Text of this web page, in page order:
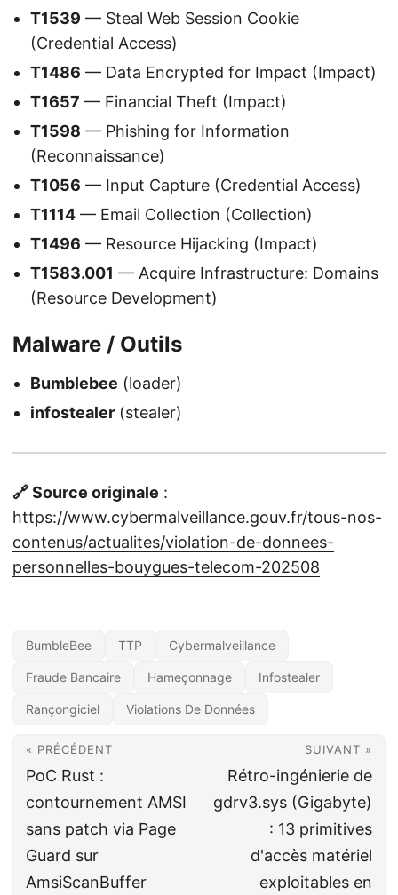
T1539 — Steal Web Session Cookie
(Credential Access)
T1486 — Data Encrypted for Impact (Impact)
T1657 — Financial Theft (Impact)
T1598 — Phishing for Information
(Reconnaissance)
T1056 — Input Capture (Credential Access)
T1114 — Email Collection (Collection)
T1496 — Resource Hijacking (Impact)
T1583.001 — Acquire Infrastructure: Domains
(Resource Development)
Malware / Outils
Bumblebee (loader)
infostealer (stealer)
🔗 Source originale :
https://www.cybermalveillance.gouv.fr/tous-nos-
contenus/actualites/violation-de-donnees-
personnelles-bouygues-telecom-202508
BumbleBee TTP Cybermalveillance
Fraude Bancaire Hameçonnage Infostealer
Rançongiciel Violations De Données
« PRÉCÉDENT
PoC Rust :
contournement AMSI
sans patch via Page
Guard sur
AmsiScanBuffer
SUIVANT »
Rétro-ingénierie de
gdrv3.sys (Gigabyte)
: 13 primitives
d'accès matériel
exploitables en